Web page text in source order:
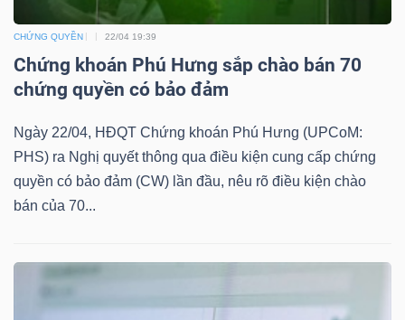
CHỨNG QUYỀN 22/04 19:39
Chứng khoán Phú Hưng sắp chào bán 70
chứng quyền có bảo đảm
Ngày 22/04, HĐQT Chứng khoán Phú Hưng (UPCoM:
PHS) ra Nghị quyết thông qua điều kiện cung cấp chứng
quyền có bảo đảm (CW) lần đầu, nêu rõ điều kiện chào
bán của 70...
CHÍNH
CÔNG
NGHỆ
THÔNG
TIN